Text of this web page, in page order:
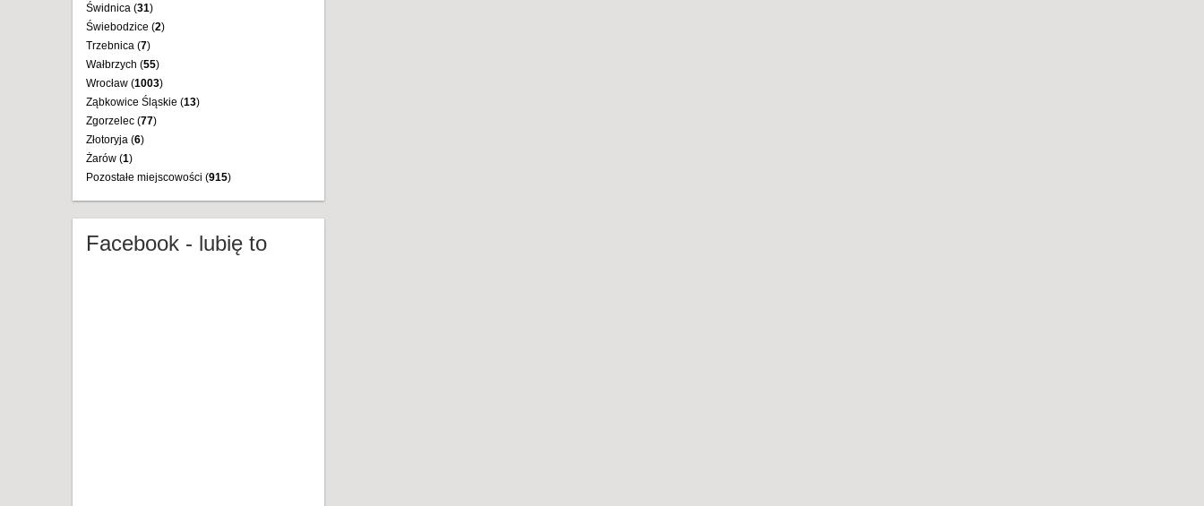
Świdnica (31)
Świebodzice (2)
Trzebnica (7)
Wałbrzych (55)
Wrocław (1003)
Ząbkowice Śląskie (13)
Zgorzelec (77)
Złotoryja (6)
Żarów (1)
Pozostałe miejscowości (915)
Facebook - lubię to